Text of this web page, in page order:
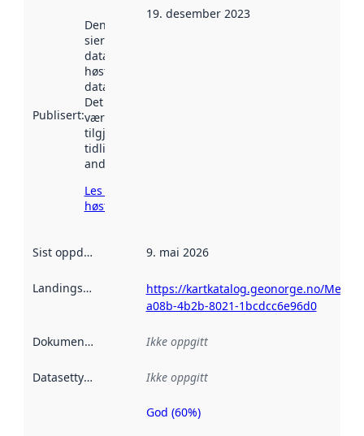
Publisert:
Denne datoen
sier når
datasettet ble
høstet av
data.norge.no.
Det kan ha
vært
tilgjengelig
tidligere
andre steder.
Les mer om
høsting her
19. desember 2023
Sist oppdatert 9. mai 2026
Landingsside
https://kartkatalog.geonorge.no/
a08b-4b2b-8021-1bcdcc6e96d0
Dokumentasjon Ikke oppgitt
Datasettype Ikke oppgitt
Metadatakvalitet
God (60%)